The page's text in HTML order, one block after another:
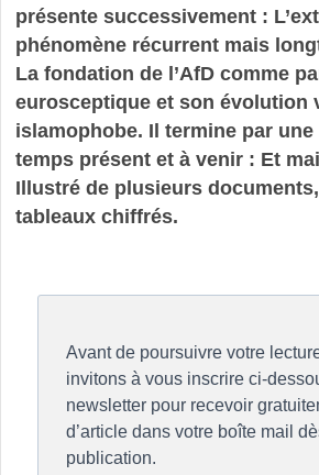
présente successivement :
phénomène récurrent mais
La fondation de l’AfD comme
eurosceptique et son évolution
islamophobe. Il termine par
temps présent et à venir : Et
Illustré de plusieurs
tableaux chiffrés.